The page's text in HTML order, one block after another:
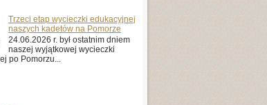
Trzeci etap wycieczki edukacyjnej
naszych kadetów na Pomorze
24.06.2026 r. był ostatnim dniem
naszej wyjątkowej wycieczki
po Pomorzu...